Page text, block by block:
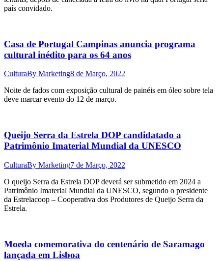
país convidado.
Casa de Portugal Campinas anuncia programa
cultural inédito para os 64 anos
CulturaBy Marketing8 de Março, 2022
Noite de fados com exposição cultural de painéis em óleo sobre tela
deve marcar evento do 12 de março.
Queijo Serra da Estrela DOP candidatado a
Patrimônio Imaterial Mundial da UNESCO
CulturaBy Marketing7 de Março, 2022
O queijo Serra da Estrela DOP deverá ser submetido em 2024 a
Patrimônio Imaterial Mundial da UNESCO, segundo o presidente
da Estrelacoop – Cooperativa dos Produtores de Queijo Serra da
Estrela.
Moeda comemorativa do centenário de Saramago
lançada em Lisboa